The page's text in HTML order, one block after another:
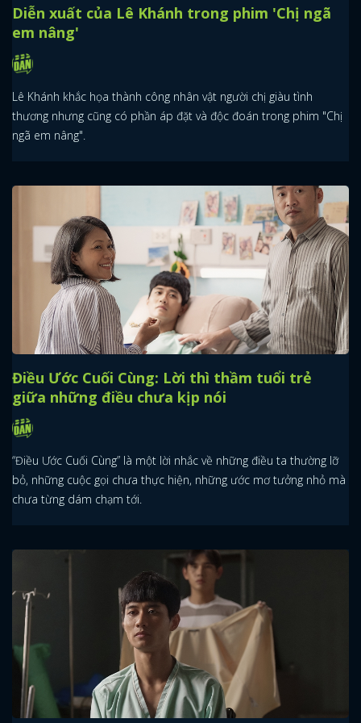
Diễn xuất của Lê Khánh trong phim 'Chị ngã
em nâng'
Lê Khánh khắc họa thành công nhân vật người chị giàu tình
thương nhưng cũng có phần áp đặt và độc đoán trong phim "Chị
ngã em nâng".
Điều Ước Cuối Cùng: Lời thì thầm tuổi trẻ
giữa những điều chưa kịp nói
“Điều Ước Cuối Cùng” là một lời nhắc về những điều ta thường lỡ
bỏ, những cuộc gọi chưa thực hiện, những ước mơ tưởng nhỏ mà
chưa từng dám chạm tới.